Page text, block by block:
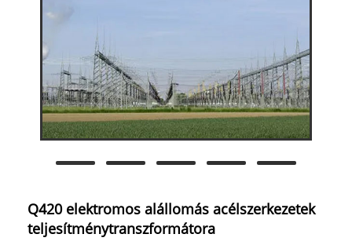
Q420 elektromos alállomás acélszerkezetek
teljesítménytranszformátora